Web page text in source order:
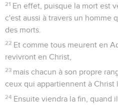
21 En effet, puisque la mort est
c'est aussi à travers un homme
des morts.
22 Et comme tous meurent en
revivront en Christ,
23 mais chacun à son propre
ceux qui appartiennent à Christ
24 Ensuite viendra la fin, quand